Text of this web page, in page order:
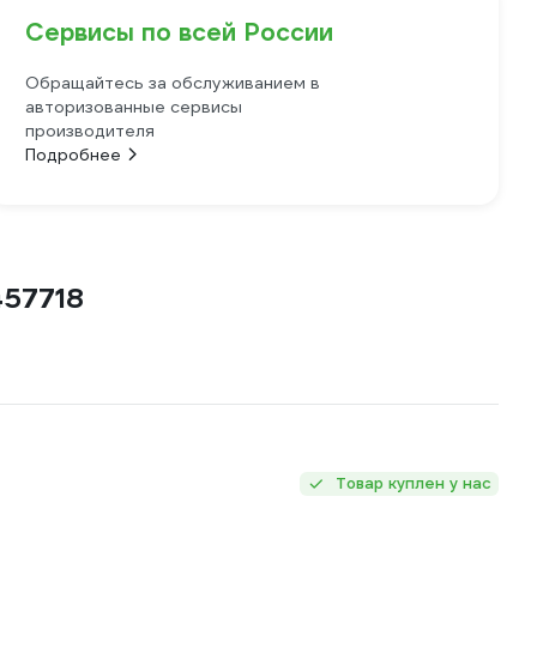
Сервисы по всей России
Обращайтесь за обслуживанием в
авторизованные сервисы
производителя
Подробнее
Товар куплен у нас